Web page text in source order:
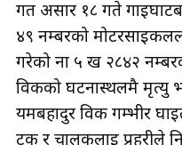
गत असार १८ गते
४९ नम्बरको
गरेको ना ५ ख २८४२
विकको घटनास्थलमै मृत्यु
यमबहादुर विक गम्भीर